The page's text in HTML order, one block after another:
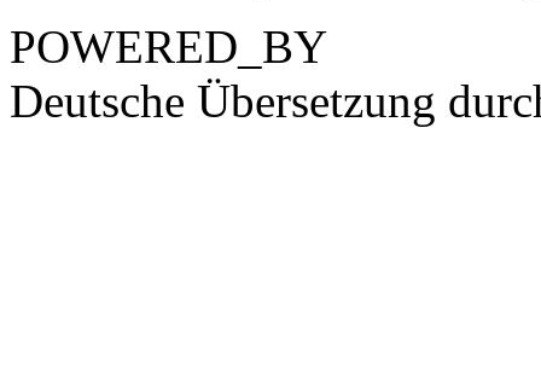
POWERED_BY
Deutsche Übersetzung